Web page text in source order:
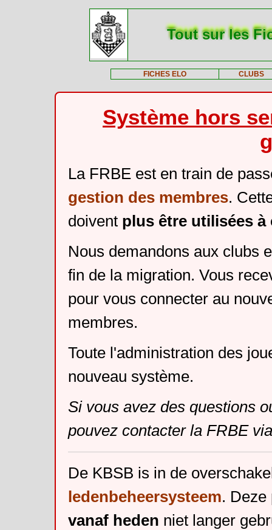
Tout sur les
FICHES ELO CLUBS
Système hors
La FRBE est en train de
gestion des membres.
doivent plus être utilisées
Nous demandons aux clubs
fin de la migration. Vous
pour vous connecter au
membres.
Toute l'administration des
nouveau système.
Si vous avez des questions
pouvez contacter la FRBE
De KBSB is in de
ledenbeheersysteem. Deze
vanaf heden niet langer